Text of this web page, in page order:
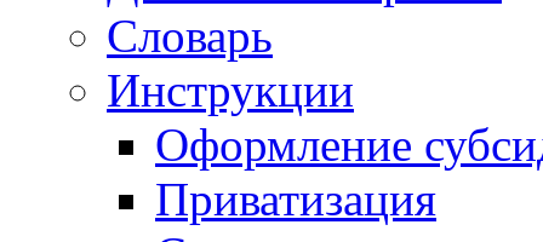
Словарь
Инструкции
Оформление
Приватизация